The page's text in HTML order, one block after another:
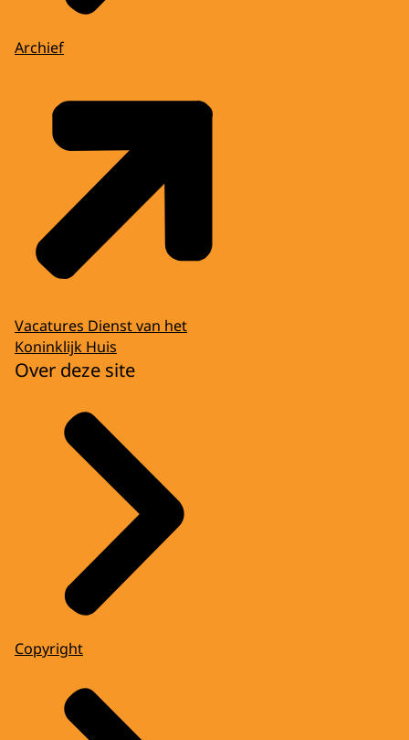
Archief
Vacatures Dienst van het
Koninklijk Huis
Over deze site
Copyright